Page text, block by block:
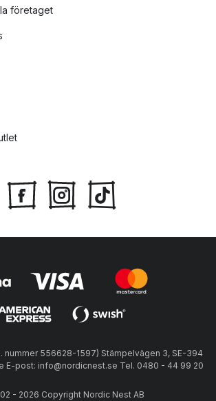
företaget
nummer 556628-1597) Stämpelvägen 3, SE-394
E-post: info@nordicnest.se Tel. 0480 - 44 99 20
- 2026 Copyright Nordic Nest AB